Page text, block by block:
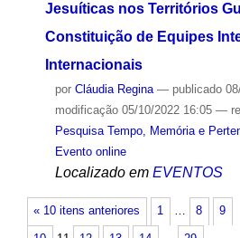
Jesuíticas nos Territórios
Constituição de Equipes
Internacionais
por Cláudia Regina — publicado
modificação05/10/2022 16:05 —
Pesquisa Tempo, Memória e
Evento online
Localizado em EVENTOS
« 10 itens anteriores 1 … 8 9